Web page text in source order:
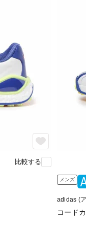
比較する
メンズ
adidas (
コード